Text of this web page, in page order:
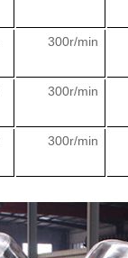
300r/min
300r/min
300r/min